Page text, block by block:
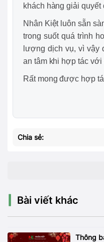
khách hàng giải quyết
Nhân Kiệt luôn sẵn
trong suốt quá trình
lượng dịch vụ, vì vậy
an tâm khi hợp tác với
Rất mong được hợp
Chia sẻ:
Bài viết khác
Thông